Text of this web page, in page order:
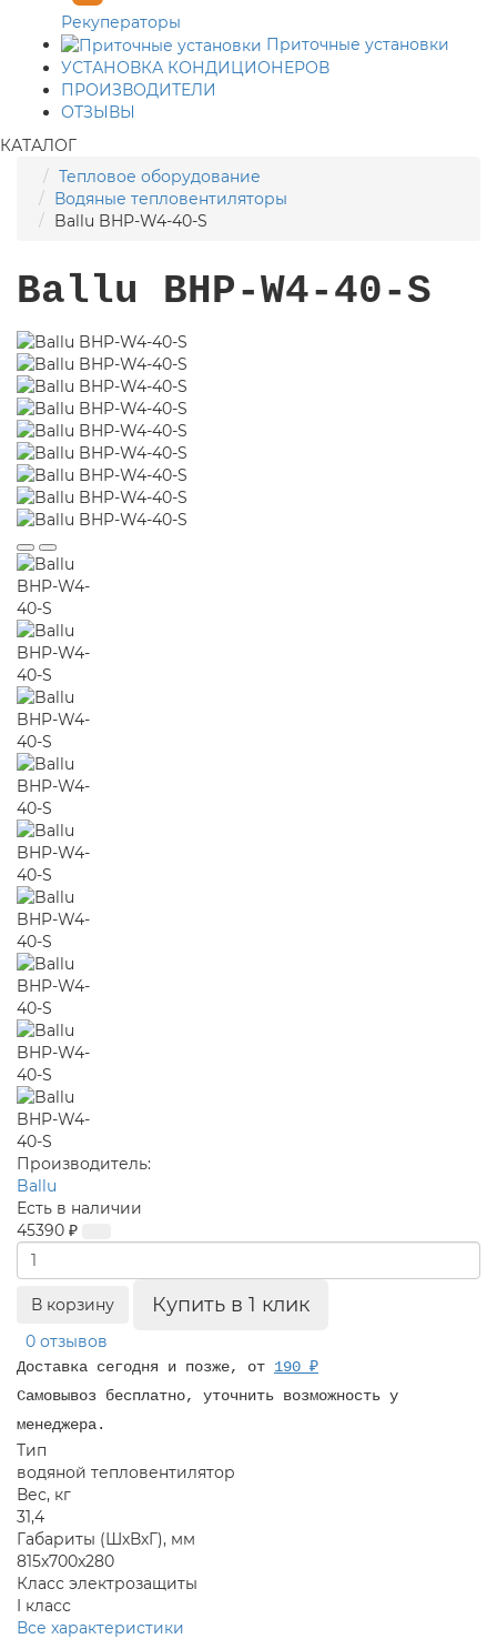
Рекуператоры
Приточные установки
УСТАНОВКА КОНДИЦИОНЕРОВ
ПРОИЗВОДИТЕЛИ
ОТЗЫВЫ
КАТАЛОГ
Тепловое оборудование
Водяные тепловентиляторы
Ballu BHP-W4-40-S
Ballu BHP-W4-40-S
Производитель:
Ballu
Есть в наличии
45390 ₽
В корзину Купить в 1 клик
0 отзывов
Доставка сегодня и позже, от 190 ₽
Самовывоз бесплатно, уточнить возможность у
менеджера.
Тип
водяной тепловентилятор
Вес, кг
31,4
Габариты (ШхВхГ), мм
815x700x280
Класс электрозащиты
I класс
Все характеристики